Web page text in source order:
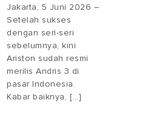
Jakarta, 5 Juni 2026 –
Setelah sukses
dengan seri-seri
sebelumnya, kini
Ariston sudah resmi
merilis Andris 3 di
pasar Indonesia.
Kabar baiknya, [...]